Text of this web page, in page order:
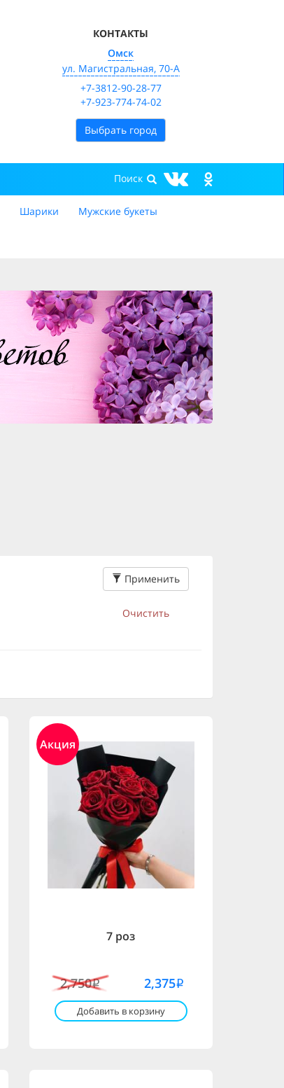
КОНТАКТЫ
Омск
ул. Магистральная, 70-А
+7-3812-90-28-77
+7-923-774-74-02
Выбрать город
Шарики Мужские букеты
Применить
Очистить
Акция
7 роз
2,750i 2,375i
Добавить в корзину